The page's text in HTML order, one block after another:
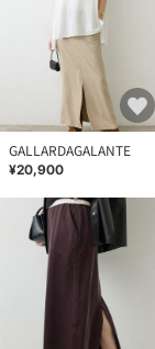
GALLARDAGALANTE
¥20,900